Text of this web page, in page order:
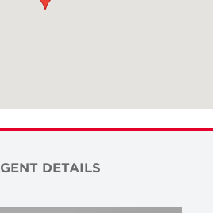
AGENT DETAILS